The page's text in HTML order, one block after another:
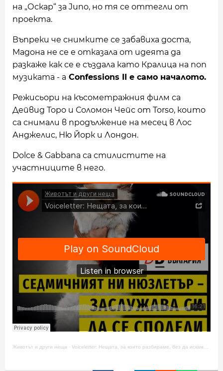
на „Оскар“ за Juno, но тя се оттегли от
проекта.
Въпреки че снимките се забавиха доста,
Мадона не се е отказала от идеята да
разкаже как се е създала като Кралица на поп
музиката - а Confessions II е само началото.
Режисьори на късометражния филм са
Дейвид Торо и Соломон Чейс от Torso, които
са снимали в продължение на месец в Лос
Анджелис, Ню Йорк и Лондон.
Dolce & Gabbana са стилистите на
участниците в него.
Животът и други неща · Voiceletter: Нещата, за които разбираме, без да искаме, Епизод 18